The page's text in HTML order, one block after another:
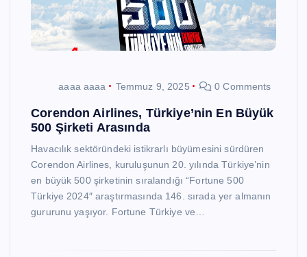
aaaa aaaa Temmuz 9, 2025 0 Comments
Corendon Airlines, Türkiye’nin En Büyük
500 Şirketi Arasında
Havacılık sektöründeki istikrarlı büyümesini sürdüren
Corendon Airlines, kuruluşunun 20. yılında Türkiye’nin
en büyük 500 şirketinin sıralandığı “Fortune 500
Türkiye 2024″ araştırmasında 146. sırada yer almanın
gururunu yaşıyor. Fortune Türkiye ve…